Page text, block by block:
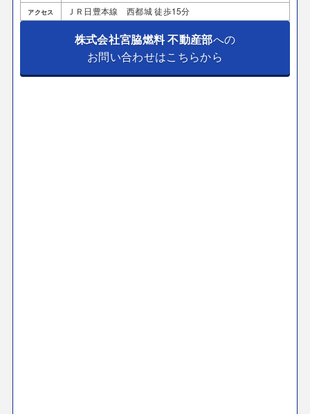
アクセス ＪＲ日豊本線 西都城 徒歩15分
株式会社宮脇燃料 不動産部への
お問い合わせはこちらから